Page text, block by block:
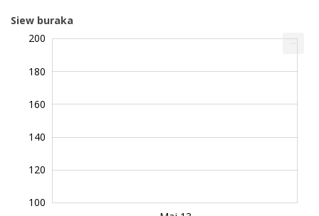
Siew buraka
100
120
140
200
160
180
...